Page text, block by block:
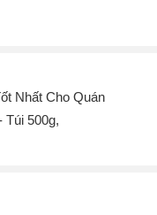
Nhất Cho Quán
Túi 500g,